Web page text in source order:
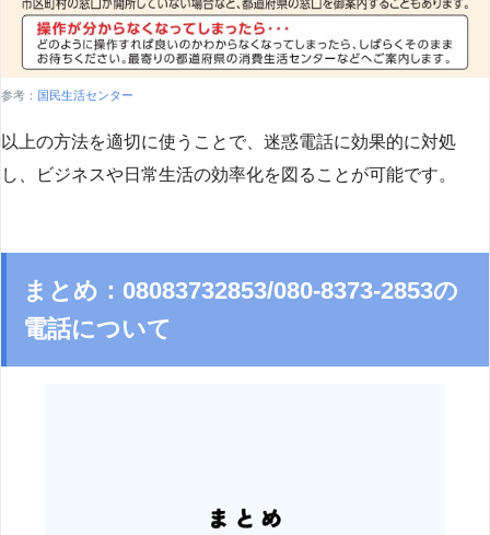
参考： 国民生活センター
以上の方法を適切に使うことで、迷惑電話に効果的に対処
し、ビジネスや日常生活の効率化を図ることが可能です。
まとめ：08083732853/080-8373-2853の
電話について